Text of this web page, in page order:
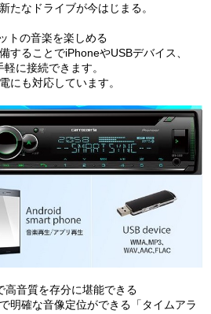
たなドライブが今はじまる。
トの音楽を楽しめる
することでiPhoneやUSBデバイス、
に接続できます。
にも対応しています。
音質を存分に堪能できる
明確な音像定位ができる「タイムアラ